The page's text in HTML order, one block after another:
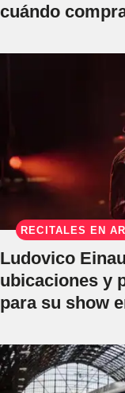
cuándo
RECITALES EN
Ludovico
ubicaciones y
para su show